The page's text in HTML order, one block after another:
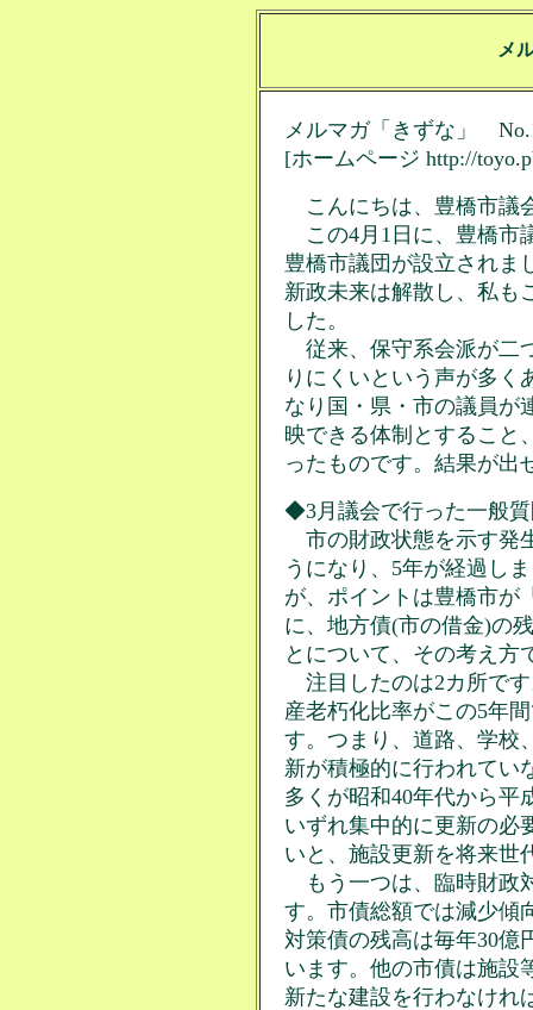
メ
メルマガ「きずな」
[ホームページ http://
こんにちは、豊橋市議
この4月1日に、豊橋市
豊橋市議団が設立されま
新政未来は解散し、私も
した。
従来、保守系会派が二
りにくいという声が多く
なり国・県・市の議員が
映できる体制とすること
ったものです。結果が出
◆3月議会で行った一般
市の財政状態を示す発
うになり、5年が経過し
が、ポイントは豊橋市が
に、地方債(市の借金)の
とについて、その考え方
注目したのは2カ所で
産老朽化比率がこの5年
す。つまり、道路、学校
新が積極的に行われてい
多くが昭和40年代から平
いずれ集中的に更新の必
いと、施設更新を将来世
もう一つは、臨時財政
す。市債総額では減少傾
対策債の残高は毎年30億
います。他の市債は施設
新たな建設を行わなけれ